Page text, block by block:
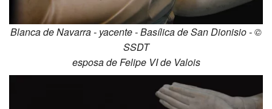
Blanca de Navarra - yacente - Basílica de San Dionisio - ©
SSDT
esposa de Felipe VI de Valois